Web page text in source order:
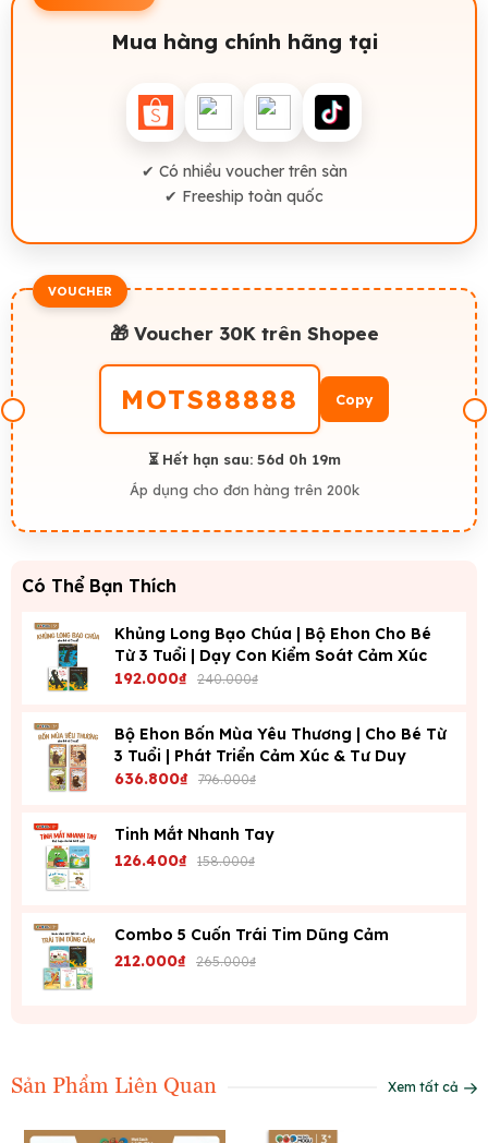
Mua hàng chính hãng tại
✔ Có nhiều voucher trên sàn
✔ Freeship toàn quốc
VOUCHER
🎁 Voucher 30K trên Shopee
MOTS88888 Copy
⏳ Hết hạn sau: 56d 0h 19m
Áp dụng cho đơn hàng trên 200k
Có Thể Bạn Thích
Khủng Long Bạo Chúa | Bộ Ehon Cho Bé
Từ 3 Tuổi | Dạy Con Kiểm Soát Cảm Xúc
192.000₫ 240.000₫
Bộ Ehon Bốn Mùa Yêu Thương | Cho Bé Từ
3 Tuổi | Phát Triển Cảm Xúc & Tư Duy
636.800₫ 796.000₫
Tinh Mắt Nhanh Tay
126.400₫ 158.000₫
Combo 5 Cuốn Trái Tim Dũng Cảm
212.000₫ 265.000₫
Sản Phẩm Liên Quan Xem tất cả